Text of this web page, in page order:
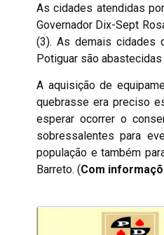
As cidades atendidas
Governador Dix-Sept
(3). As demais cidades
Potiguar são
A aquisição de
quebrasse era preciso
esperar ocorrer o
sobressalentes para
população e também
Barreto. (Com